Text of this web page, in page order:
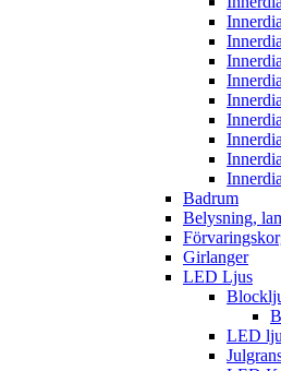
Badrum
Belysning,
Girlanger
LED Ljus
LED